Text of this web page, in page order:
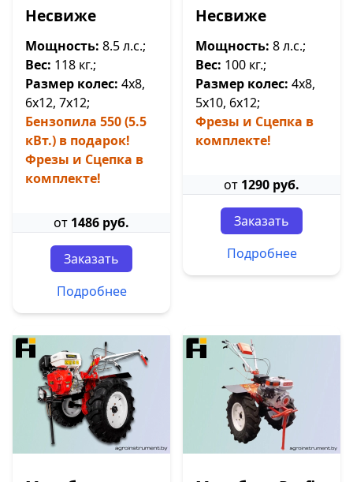
Несвиже
Мощность: 8.5 л.с.;
Вес: 118 кг.;
Размер колес: 4х8,
6х12, 7х12;
Бензопила 550 (5.5
кВт.) в подарок!
Фрезы и Сцепка в
комплекте!
от 1486 руб.
Заказать
Подробнее
Несвиже
Мощность: 8 л.с.;
Вес: 100 кг.;
Размер колес: 4х8,
5х10, 6х12;
Фрезы и Сцепка в
комплекте!
от 1290 руб.
Заказать
Подробнее